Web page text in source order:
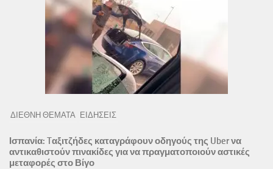
ΔΙΕΘΝΗ ΘΕΜΑΤΑ ΕΙΔΗΣΕΙΣ
Ισπανία: Tαξιτζήδες καταγράφουν οδηγούς της Uber να
αντικαθιστούν πινακίδες για να πραγματοποιούν αστικές
μεταφορές στο Βίγο